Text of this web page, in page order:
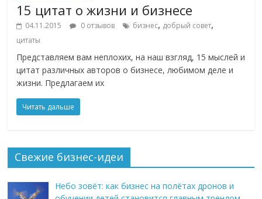
15 цитат о жизни и бизнесе
04.11.2015 0 отзывов бизнес, добрый совет,
цитаты
Представляем вам неплохих, на наш взгляд, 15 мыслей и
цитат различных авторов о бизнесе, любимом деле и
жизни. Предлагаем их
Читать дальше
Свежие бизнес-идеи
Небо зовёт: как бизнес на полётах дронов и